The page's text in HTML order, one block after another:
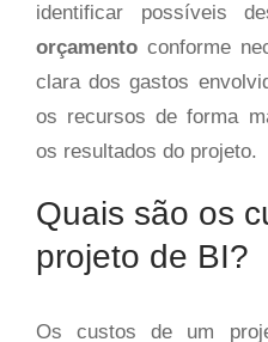
identificar possíveis
orçamento conforme
clara dos gastos
os recursos de forma
os resultados do projeto.
Quais são os
projeto de BI?
Os custos de um